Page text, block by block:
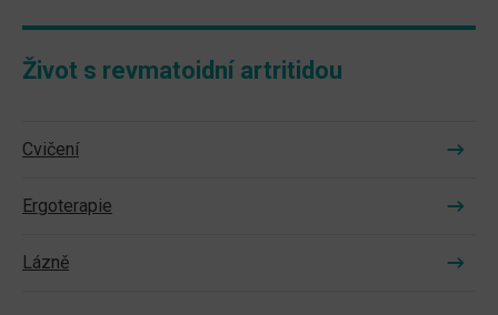
Život s revmatoidní artritidou
Cvičení
Ergoterapie
Lázně